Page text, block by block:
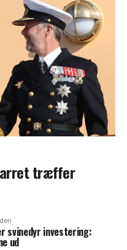
træffer
svinedyr investering:
ud